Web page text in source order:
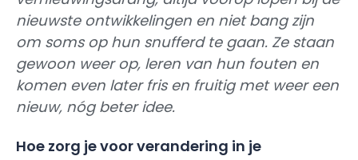
nieuwste ontwikkelingen en niet bang zijn
om soms op hun snufferd te gaan. Ze staan
gewoon weer op, leren van hun fouten en
komen even later fris en fruitig met weer een
nieuw, nóg beter idee.
Hoe zorg je voor verandering in je